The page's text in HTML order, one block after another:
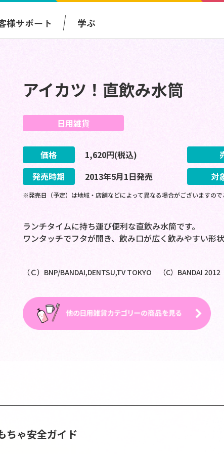
様サポート 学ぶ
アイカツ！直飲み水筒
日用雑貨
価格 1,620円(税込)
発売時期
2013年5月1日発売 対
※発売日（予定）は地域・店舗などによって異なる場合がございますの
ランチタイムに持ち運び便利な直飲み水筒です。
ワンタッチでフタが開き、飲み口が広く飲みやすい形
（Ｃ）BNP/BANDAI,DENTSU,TV TOKYO （C）BANDAI 2012
ちゃ安全ガイド